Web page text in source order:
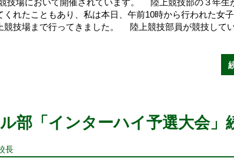
競技場において開催されています。 陸上競技部の３年生
れたこともあり、私は本日、午前10時から行われた女
競技場まで行ってきました。 陸上競技部員が競技して
部「インターハイ予選大会」
長